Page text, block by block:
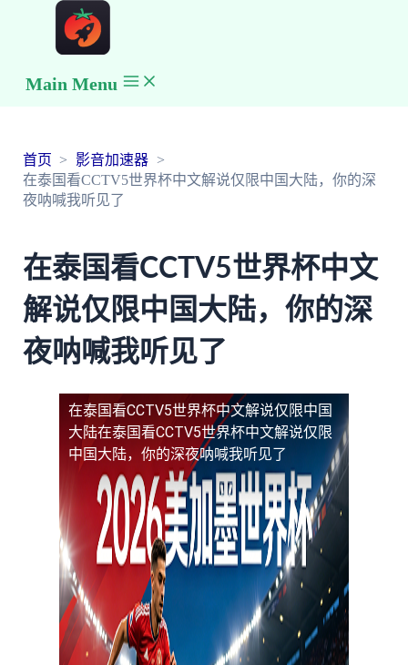
Main Menu
首页
影音加速器
在泰国看CCTV5世界杯中文解说仅限中国大陆，你的深
夜呐喊我听见了
在泰国看CCTV5世界杯中文
解说仅限中国大陆，你的深
夜呐喊我听见了
在泰国看CCTV5世界杯中文解说仅限中国
大陆在泰国看CCTV5世界杯中文解说仅限
中国大陆，你的深夜呐喊我听见了